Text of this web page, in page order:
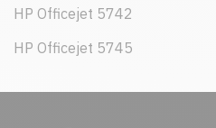
HP Officejet 5742
HP Officejet 5745